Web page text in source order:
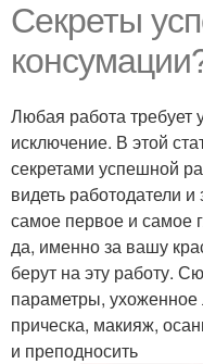
Секреты
Любая работа требует
исключение. В этой
секретами успешной
видеть работодатели
самое первое и самое
да, именно за вашу
берут на эту работу.
параметры,
прическа, макияж,
и преподносить